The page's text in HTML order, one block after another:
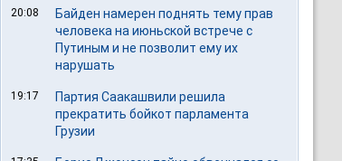
20:08
Байден намерен поднять тему прав
человека на июньской встрече с
Путиным и не позволит ему их
нарушать
19:17
Партия Саакашвили решила
прекратить бойкот парламента
Грузии